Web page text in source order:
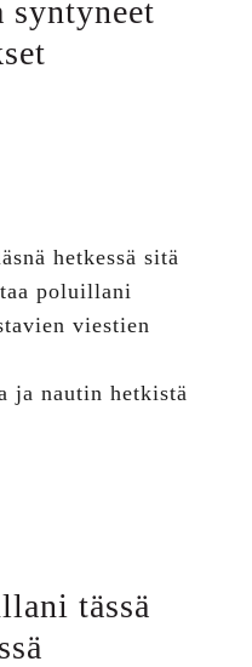
syntyneet
hetkessä sitä
poluillani
viestien
ja nautin hetkistä
tässä